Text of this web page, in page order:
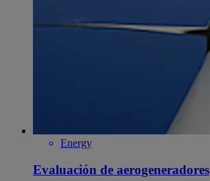
Energy
Evaluación de aerogeneradores